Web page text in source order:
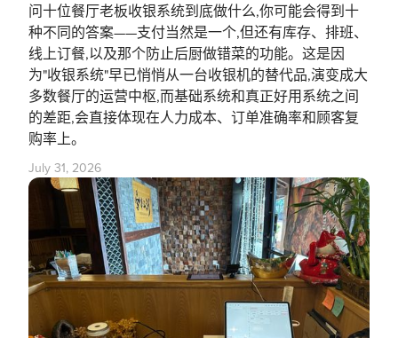
问十位餐厅老板收银系统到底做什么,你可能会得到十
种不同的答案——支付当然是一个,但还有库存、排班、
线上订餐,以及那个防止后厨做错菜的功能。这是因
为"收银系统"早已悄悄从一台收银机的替代品,演变成大
多数餐厅的运营中枢,而基础系统和真正好用系统之间
的差距,会直接体现在人力成本、订单准确率和顾客复
购率上。
July 31, 2026